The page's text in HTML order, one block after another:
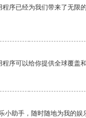
序已经为我们带来了无限
序可以给你提供全球覆盖
小助手，随时随地为我的娱